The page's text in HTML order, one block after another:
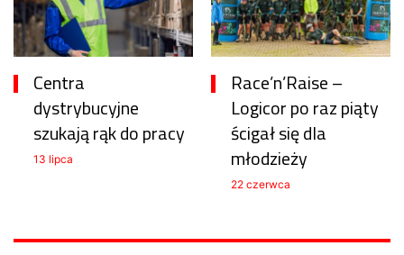
Centra
dystrybucyjne
szukają rąk do pracy
13 lipca
Race’n’Raise –
Logicor po raz piąty
ścigał się dla
młodzieży
22 czerwca